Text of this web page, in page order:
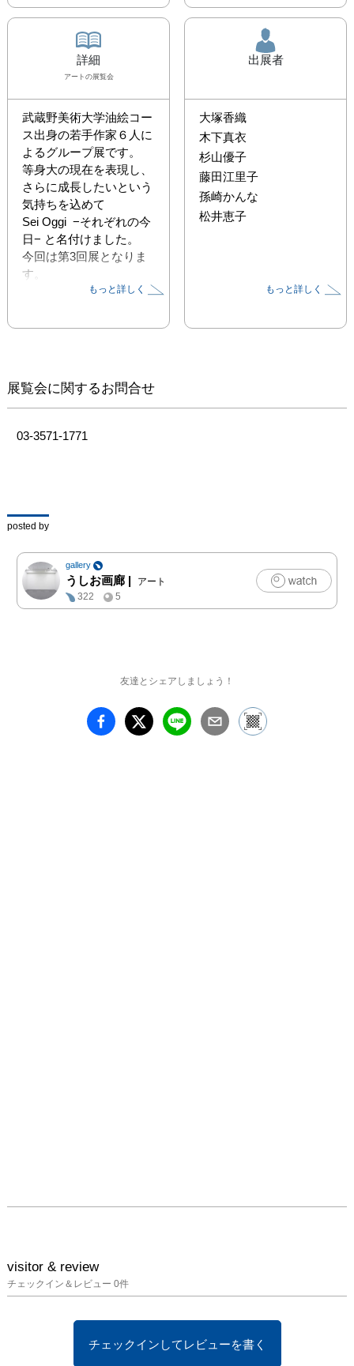
詳細
アート の展覧会
武蔵野美術大学油絵コー
ス出身の若手作家６人に
よるグループ展です。
等身大の現在を表現し、
さらに成長したいという
気持ちを込めて
Sei Oggi  −それぞれの今
日− と名付けました。
今回は第3回展となりま
す。
もっと詳しく
出展者
大塚香織
木下真衣
杉山優子
藤田江里子
孫崎かんな
松井恵子
もっと詳しく
展覧会に関するお問合せ
03-3571-1771
posted by
gallery
うしお画廊 |
アート
322
5
友達とシェアしましょう！
visitor & review
チェックイン＆レビュー 0件
チェックインしてレビューを書く